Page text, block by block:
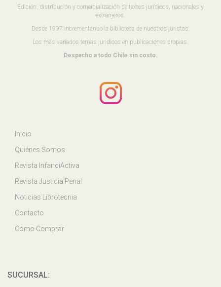
Edición, distribución y comercialización de textos jurídicos, nacionales y
extranjeros.
Desde 1997 incrementando la biblioteca de nuestros juristas.
Los más variados temas juridicos en publicaciones propias.
Despacho a todo Chile sin costo.
Inicio
Quiénes Somos
Revista InfanciActiva
Revista Justicia Penal
Noticias Librotecnia
Contacto
Cómo Comprar
SUCURSAL: